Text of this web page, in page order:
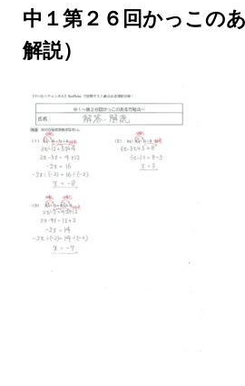
中１第２６回かっこの
解説）